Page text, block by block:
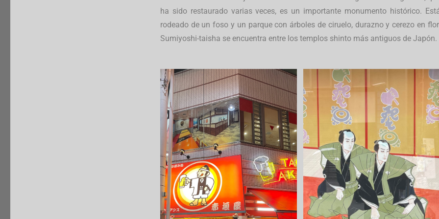
ha sido restaurado varias veces, es un importante monumento histórico.
rodeado de un foso y un parque con árboles de ciruelo, durazno y cerezo en
Sumiyoshi-taisha se encuentra entre los templos shinto más antiguos de Japón.